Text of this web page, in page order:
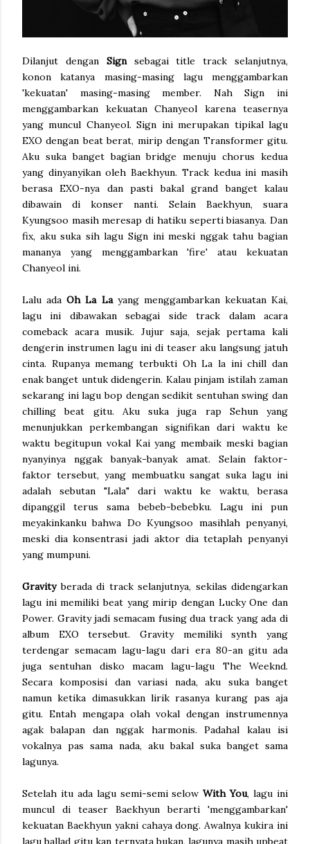
Dilanjut dengan Signsebagai title track selanjutnya,
konon katanya masing-masing lagu menggambarkan
'kekuatan' masing-masing member. Nah Sign ini
menggambarkan kekuatan Chanyeol karena teasernya
yang muncul Chanyeol. Sign ini merupakan tipikal lagu
EXO dengan beat berat, mirip dengan Transformer gitu.
Aku suka banget bagian bridge menuju chorus kedua
yang dinyanyikan oleh Baekhyun. Track kedua ini masih
berasa EXO-nya dan pasti bakal grand banget kalau
dibawain di konser nanti. Selain Baekhyun, suara
Kyungsoo masih meresap di hatiku seperti biasanya. Dan
fix, aku suka sih lagu Sign ini meski nggak tahu bagian
mananya yang menggambarkan 'fire' atau kekuatan
Chanyeol ini.
Lalu adaOh La La yang menggambarkan kekuatan Kai,
lagu ini dibawakan sebagai side track dalam acara
comeback acara musik. Jujur saja, sejak pertama kali
dengerin instrumen lagu ini di teaser aku langsung jatuh
cinta. Rupanya memang terbukti Oh La la ini chill dan
enak banget untuk didengerin. Kalau pinjam istilah zaman
sekarang ini lagu bop dengan sedikit sentuhan swing dan
chilling beat gitu. Aku suka juga rap Sehun yang
menunjukkan perkembangan signifikan dari waktu ke
waktu begitupun vokal Kai yang membaik meski bagian
nyanyinya nggak banyak-banyak amat. Selain faktor-
faktor tersebut, yang membuatku sangat suka lagu ini
adalah sebutan "Lala" dari waktu ke waktu, berasa
dipanggil terus sama bebeb-bebebku. Lagu ini pun
meyakinkanku bahwa Do Kyungsoo masihlah penyanyi,
meski dia konsentrasi jadi aktor dia tetaplah penyanyi
yang mumpuni.
Gravityberada di track selanjutnya, sekilas didengarkan
lagu ini memiliki beat yang mirip dengan Lucky One dan
Power. Gravity jadi semacam fusing dua track yang ada di
album EXO tersebut. Gravity memiliki synth yang
terdengar semacam lagu-lagu dari era 80-an gitu ada
juga sentuhan disko macam lagu-lagu The Weeknd.
Secara komposisi dan variasi nada, aku suka banget
namun ketika dimasukkan lirik rasanya kurang pas aja
gitu. Entah mengapa olah vokal dengan instrumennya
agak balapan dan nggak harmonis. Padahal kalau isi
vokalnya pas sama nada, aku bakal suka banget sama
lagunya.
Setelah itu ada lagu semi-semi selowWith You, lagu ini
muncul di teaser Baekhyun berarti 'menggambarkan'
kekuatan Baekhyun yakni cahaya dong. Awalnya kukira ini
lagu ballad gitu kan ternyata bukan, lagunya masih upbeat